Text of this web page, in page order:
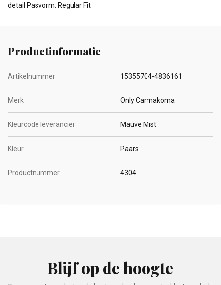
detail Pasvorm: Regular Fit
Productinformatie
Artikelnummer 15355704-4836161
Merk Only Carmakoma
Kleurcode leverancier Mauve Mist
Kleur Paars
Productnummer 4304
Blijf op de hoogte